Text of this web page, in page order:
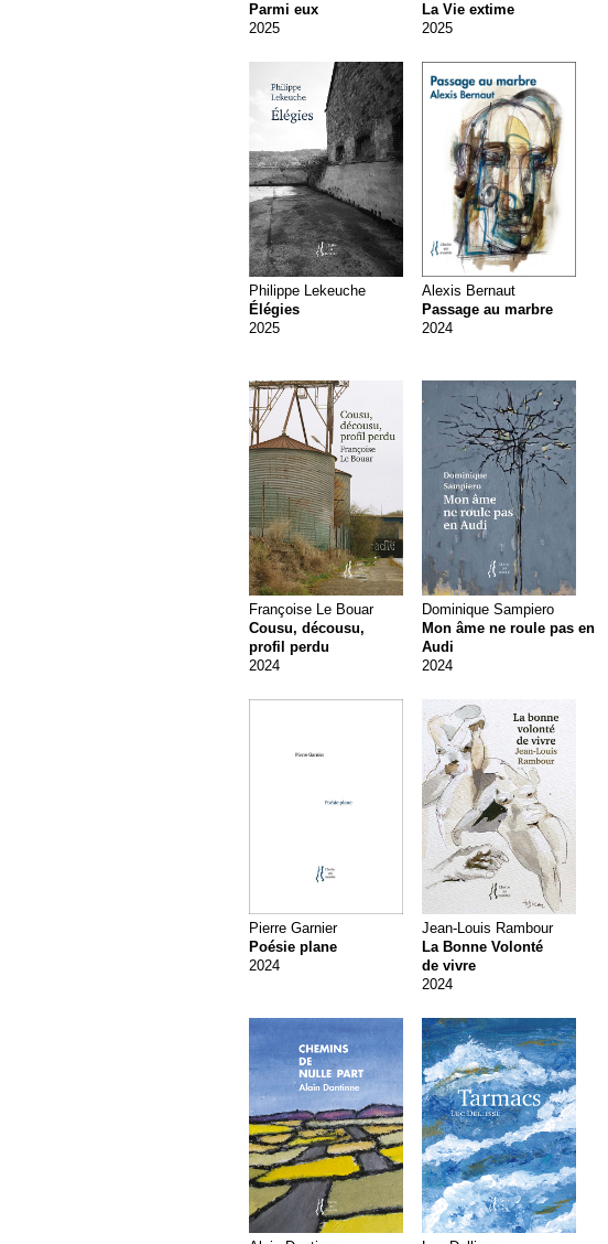
Parmi eux
2025
La Vie extime
2025
Philippe Lekeuche
Élégies
2025
Alexis Bernaut
Passage au marbre
2024
Françoise Le Bouar
Cousu, décousu,
profil perdu
2024
Dominique Sampiero
Mon âme ne roule pas en
Audi
2024
Pierre Garnier
Poésie plane
2024
Jean-Louis Rambour
La Bonne Volonté
de vivre
2024